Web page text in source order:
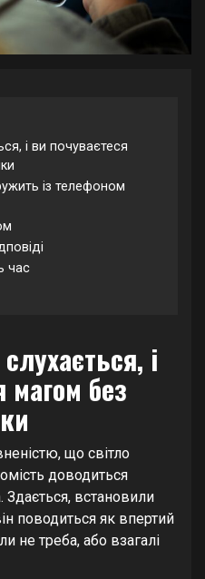
і ви почуваєтеся
із телефоном
час
і
магом без
що світло
доводиться
встановили
поводиться як впертий
не треба, або взагалі